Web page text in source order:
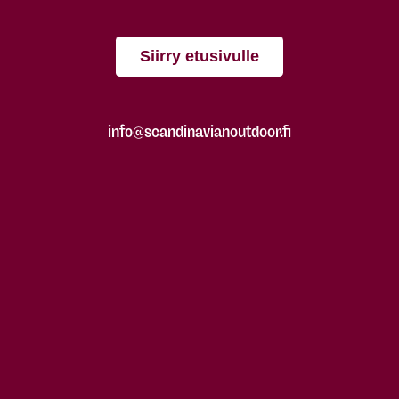
Siirry etusivulle
info@scandinavianoutdoor.fi